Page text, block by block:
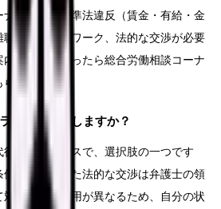
ー、労働基準法違反（賃金・有給・金
票はハローワーク、法的な交渉が必要
）です。迷ったら総合労働相談コーナ
らえます。
ブルは解決しますか？
するサービスで、選択肢の一つです
交渉といった法的な交渉は弁護士の領
応範囲・費用が異なるため、自分の状